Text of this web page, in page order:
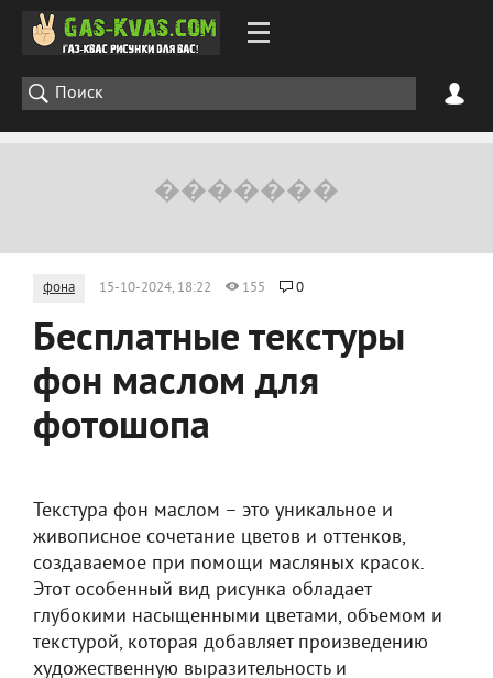
фона 15-10-2024, 18:22 155 0
Бесплатные текстуры
фон маслом для
фотошопа
Текстура фон маслом – это уникальное и
живописное сочетание цветов и оттенков,
создаваемое при помощи масляных красок.
Этот особенный вид рисунка обладает
глубокими насыщенными цветами, объемом и
текстурой, которая добавляет произведению
художественную выразительность и